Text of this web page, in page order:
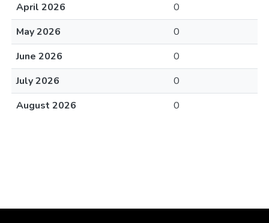
April 2026
0
May 2026
0
June 2026
0
July 2026
0
August 2026
0